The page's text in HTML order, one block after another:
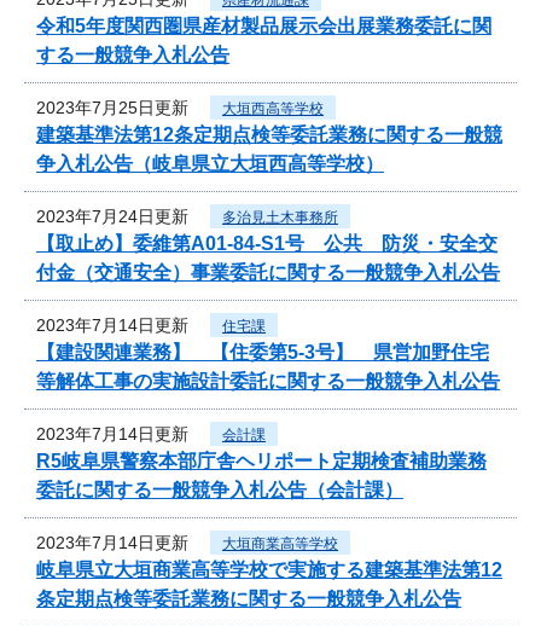
令和5年度関西圏県産材製品展示会出展業務委託に関
する一般競争入札公告
2023年7月25日更新 大垣西高等学校
建築基準法第12条定期点検等委託業務に関する一般競
争入札公告（岐阜県立大垣西高等学校）
2023年7月24日更新 多治見土木事務所
【取止め】委維第A01-84-S1号 公共 防災・安全交
付金（交通安全）事業委託に関する一般競争入札公告
2023年7月14日更新 住宅課
【建設関連業務】 【住委第5-3号】 県営加野住宅
等解体工事の実施設計委託に関する一般競争入札公告
2023年7月14日更新 会計課
R5岐阜県警察本部庁舎ヘリポート定期検査補助業務
委託に関する一般競争入札公告（会計課）
2023年7月14日更新 大垣商業高等学校
岐阜県立大垣商業高等学校で実施する建築基準法第12
条定期点検等委託業務に関する一般競争入札公告